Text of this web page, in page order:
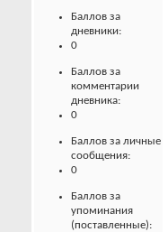
Баллов за
дневники:
0
Баллов за
комментарии
дневника:
0
Баллов за личные
сообщения:
0
Баллов за
упоминания
(поставленные):